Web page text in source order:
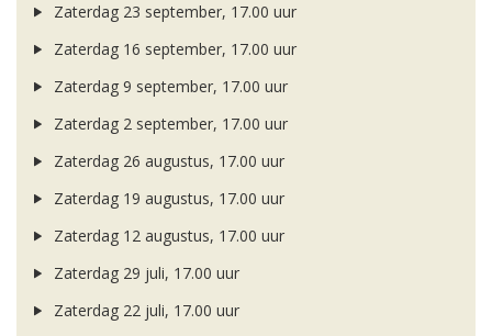
Zaterdag 23 september, 17.00 uur
Zaterdag 16 september, 17.00 uur
Zaterdag 9 september, 17.00 uur
Zaterdag 2 september, 17.00 uur
Zaterdag 26 augustus, 17.00 uur
Zaterdag 19 augustus, 17.00 uur
Zaterdag 12 augustus, 17.00 uur
Zaterdag 29 juli, 17.00 uur
Zaterdag 22 juli, 17.00 uur